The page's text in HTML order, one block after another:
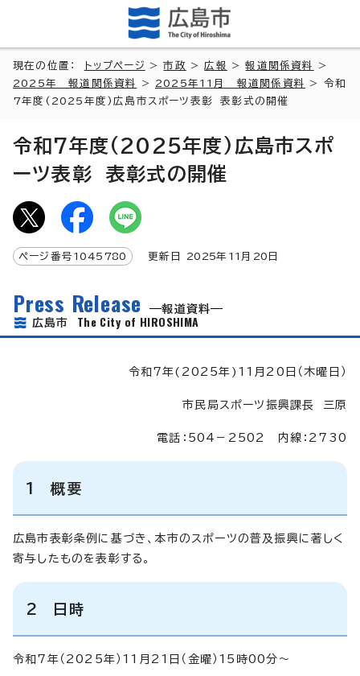
現在の位置： トップページ >市政 >広報 >報道関係資料
>
2025年 報道関係資料
> 2025年11月 報道関係資料
> 令和
7年度(2025年度)広島市スポーツ表彰 表彰式の開催
令和7年度(2025年度)広島市スポ
ーツ表彰 表彰式の開催
ページ番号 1045780 更新日 2025年 11 月 20 日
Press Release
報道資料
広島市 The City of HIROSHIMA
令和7年(2025年)11月20日（木曜日）
市民局スポーツ振興課長 三原
電話：504－2502 内線：2730
1 概要
広島市表彰条例に基づき、本市のスポーツの普及振興に著しく
寄与したものを表彰する。
2 日時
令和7年（2025年）11月21日（金曜）15時00分～